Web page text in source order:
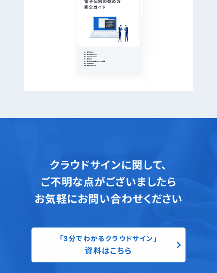
クラウドサインに関して、
ご不明な点がございましたら
お気軽にお問い合わせください
「3分でわかるクラウドサイン」
資料はこちら